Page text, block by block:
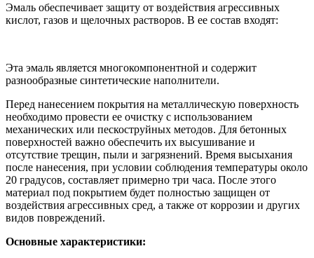
Эмаль обеспечивает защиту от воздействия агрессивных
кислот, газов и щелочных растворов. В ее состав входят:
Эта эмаль является многокомпонентной и содержит
разнообразные синтетические наполнители.
Перед нанесением покрытия на металлическую поверхность
необходимо провести ее очистку с использованием
механических или пескоструйных методов. Для бетонных
поверхностей важно обеспечить их высушивание и
отсутствие трещин, пыли и загрязнений. Время высыхания
после нанесения, при условии соблюдения температуры около
20 градусов, составляет примерно три часа. После этого
материал под покрытием будет полностью защищен от
воздействия агрессивных сред, а также от коррозии и других
видов повреждений.
Основные характеристики: